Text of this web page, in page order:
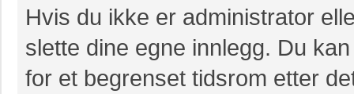
Hvis du ikke er administrator
slette dine egne innlegg. Du
for et begrenset tidsrom etter